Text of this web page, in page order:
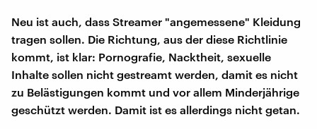
Neu ist auch, dass Streamer "angemessene" Kleidung
tragen sollen. Die Richtung, aus der diese Richtlinie
kommt, ist klar: Pornografie, Nacktheit, sexuelle
Inhalte sollen nicht gestreamt werden, damit es nicht
zu Belästigungen kommt und vor allem Minderjährige
geschützt werden. Damit ist es allerdings nicht getan.